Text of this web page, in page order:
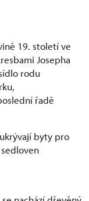
19. století ve
Josepha
rodu
řadě
byty pro